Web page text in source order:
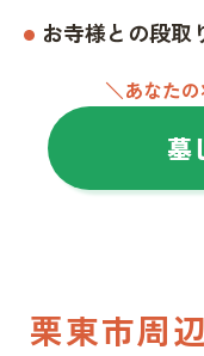
お寺様との段取
＼あなた
墓
栗東市周